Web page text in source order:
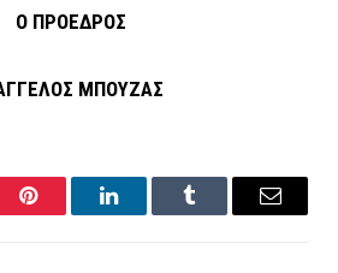
Ο ΠΡΟΕΔΡΟΣ
ΜΠΟΥΖΑΣ
Pinterest LinkedInTumblr Email